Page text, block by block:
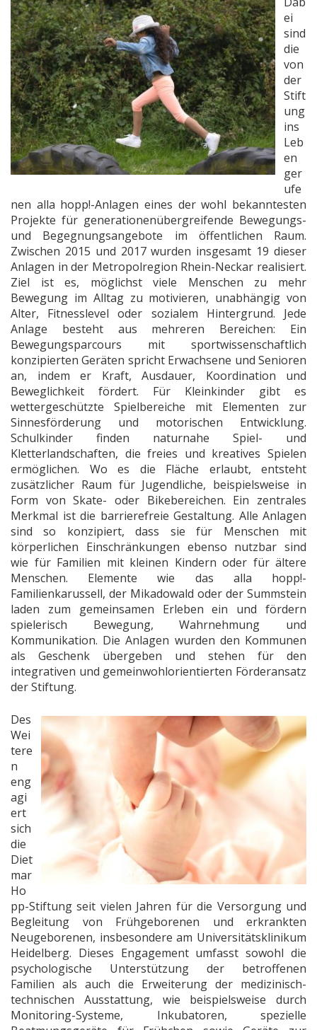
ei
sind
die
von
der
Stift
ung
ins
Leb
en
ger
ufe
nen alla hopp!-Anlagen eines der wohl bekanntesten
Projekte für generationenübergreifende Bewegungs-
und Begegnungsangebote im öffentlichen Raum.
Zwischen 2015 und 2017 wurden insgesamt 19 dieser
Anlagen in der Metropolregion Rhein-Neckar realisiert.
Ziel ist es, möglichst viele Menschen zu mehr
Bewegung im Alltag zu motivieren, unabhängig von
Alter, Fitnesslevel oder sozialem Hintergrund. Jede
Anlage besteht aus mehreren Bereichen: Ein
Bewegungsparcours mit sportwissenschaftlich
konzipierten Geräten spricht Erwachsene und Senioren
an, indem er Kraft, Ausdauer, Koordination und
Beweglichkeit fördert. Für Kleinkinder gibt es
wettergeschützte Spielbereiche mit Elementen zur
Sinnesförderung und motorischen Entwicklung.
Schulkinder finden naturnahe Spiel- und
Kletterlandschaften, die freies und kreatives Spielen
ermöglichen. Wo es die Fläche erlaubt, entsteht
zusätzlicher Raum für Jugendliche, beispielsweise in
Form von Skate- oder Bikebereichen. Ein zentrales
Merkmal ist die barrierefreie Gestaltung. Alle Anlagen
sind so konzipiert, dass sie für Menschen mit
körperlichen Einschränkungen ebenso nutzbar sind
wie für Familien mit kleinen Kindern oder für ältere
Menschen. Elemente wie das alla hopp!-
Familienkarussell, der Mikadowald oder der Summstein
laden zum gemeinsamen Erleben ein und fördern
spielerisch Bewegung, Wahrnehmung und
Kommunikation. Die Anlagen wurden den Kommunen
als Geschenk übergeben und stehen für den
integrativen und gemeinwohlorientierten Förderansatz
der Stiftung.
Des
Wei
tere
n
eng
agi
ert
sich
die
Diet
mar
Ho
pp-Stiftung seit vielen Jahren für die Versorgung und
Begleitung von Frühgeborenen und erkrankten
Neugeborenen, insbesondere am Universitätsklinikum
Heidelberg. Dieses Engagement umfasst sowohl die
psychologische Unterstützung der betroffenen
Familien als auch die Erweiterung der medizinisch-
technischen Ausstattung, wie beispielsweise durch
Monitoring-Systeme, Inkubatoren, spezielle